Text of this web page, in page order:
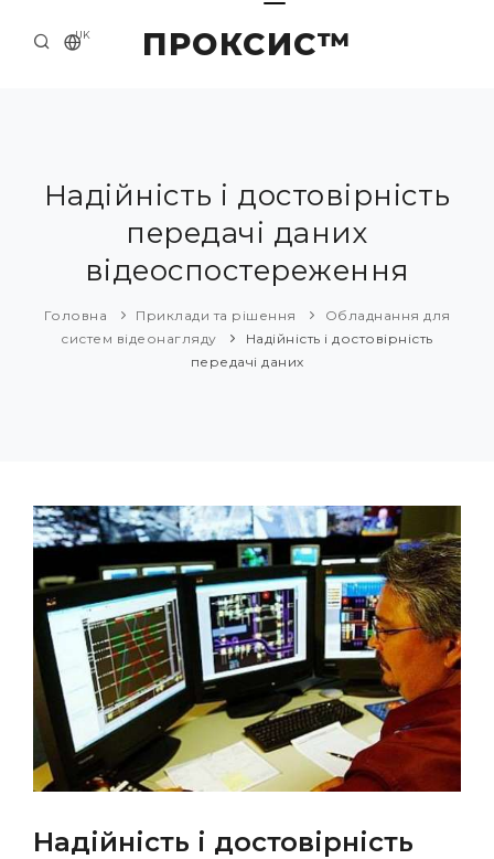
ПРОКСИС™
UK
ПРО НАС
ПРИКЛАДИ ТА РІШЕННЯ
КАТАЛОГ ПРОДУКЦІЇ
НОВИНИ
Надійність і достовірність
передачі даних
відеоспостереження
Головна Приклади та рішення
Обладнання для
систем відеонагляду
Надійність і достовірність
передачі даних
Надійність і достовірність